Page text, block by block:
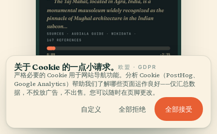
关于 Cookie 的一点小请求。欧盟 · GDPR
严格必要的 Cookie 用于网站导航功能。分析 Cookie（PostHog、
Google Analytics）帮助我们了解哪些页面运作良好——仅汇总数
据，不投放广告，不出售。您可以随时在页脚更改。
自定义 全部拒绝 全部接受